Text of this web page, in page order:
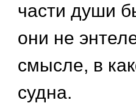
части души
они не
смысле, в
судна.